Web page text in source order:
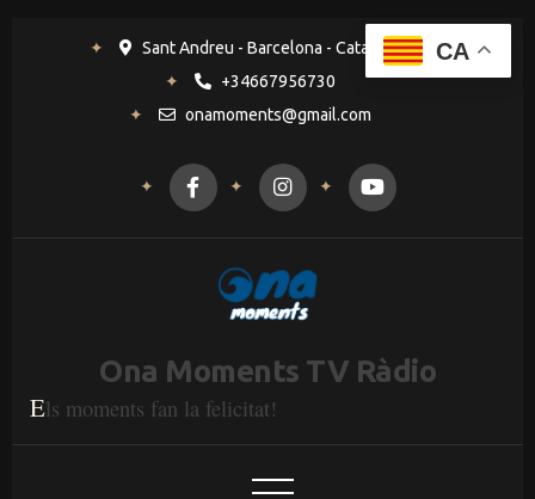
Sant Andreu - Barcelona - Catalunya
+34667956730
onamoments@gmail.com
Ona Moments TV Ràdio
Els moments fan la felicitat!
CA